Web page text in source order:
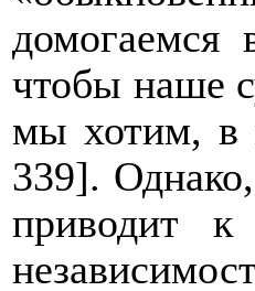
домогаемся
чтобы наше
мы хотим, в
339].
приводит к